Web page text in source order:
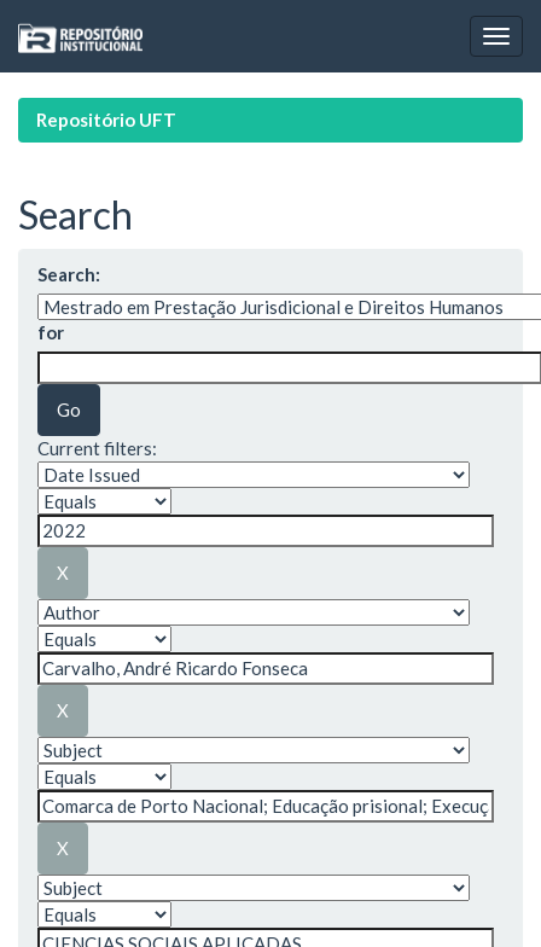
navigation
Repositório UFT
Search
Search:
for
Current filters: